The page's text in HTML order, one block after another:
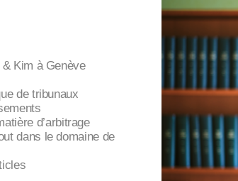
Kim à Genève
de tribunaux
d’arbitrage
dans le domaine de